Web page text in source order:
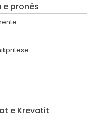
e pronës
e Krevatit